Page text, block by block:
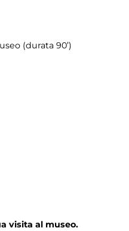
(durata 90’)
visita al museo.